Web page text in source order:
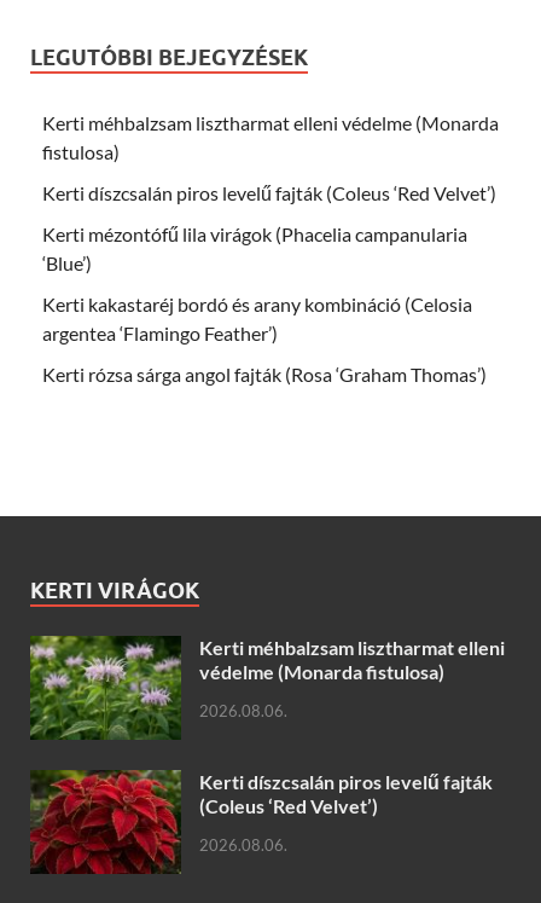
LEGUTÓBBI BEJEGYZÉSEK
Kerti méhbalzsam lisztharmat elleni védelme (Monarda
fistulosa)
Kerti díszcsalán piros levelű fajták (Coleus ‘Red Velvet’)
Kerti mézontófű lila virágok (Phacelia campanularia
‘Blue’)
Kerti kakastaréj bordó és arany kombináció (Celosia
argentea ‘Flamingo Feather’)
Kerti rózsa sárga angol fajták (Rosa ‘Graham Thomas’)
KERTI VIRÁGOK
Kerti méhbalzsam lisztharmat elleni
védelme (Monarda fistulosa)
2026.08.06.
Kerti díszcsalán piros levelű fajták
(Coleus ‘Red Velvet’)
2026.08.06.